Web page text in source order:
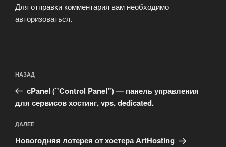
Для отправки комментария вам необходимо
авторизоваться.
по
записям
Предыдущая
запись:
НАЗАД
cPanel (”Control Panel”) — панель управления
для сервисов хостинг, vps, dedicated.
Следующая
запись
ДАЛЕЕ
Новогодняя лотерея от хостера ArtHosting